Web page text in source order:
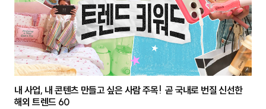
내 사업, 내 콘텐츠 만들고 싶은 사람 주목! 곧 국내로 번질 신선한
해외 트렌드 60